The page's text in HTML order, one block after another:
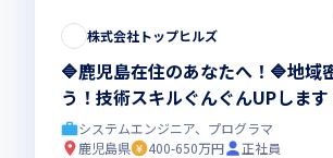
株式会社トップヒルズ
🔷鹿児島在住のあなたへ！🔷地域
う！技術スキルぐんぐんUPします
システムエンジニア、プログラマ
鹿児島県
400-650万円
正社員